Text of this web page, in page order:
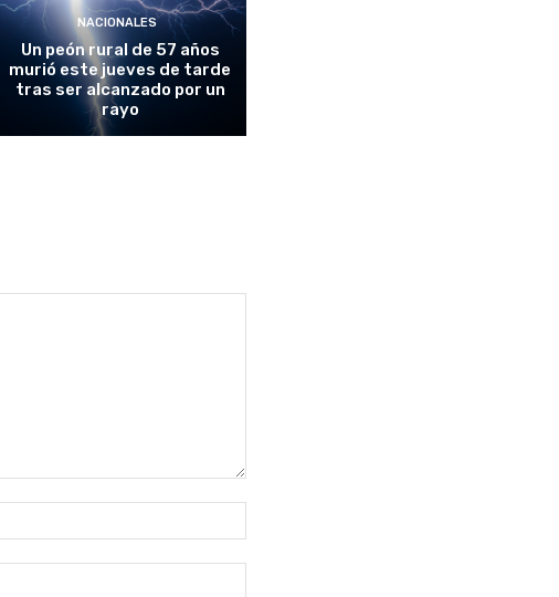
NACIONALES
Un peón rural de 57 años
murió este jueves de tarde
tras ser alcanzado por un
rayo